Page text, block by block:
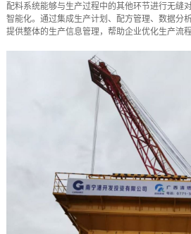
配料系统能够与生产过程中的其他环节进行无缝
智能化。通过集成生产计划、配方管理、数据分
提供整体的生产信息管理，帮助企业优化生产流